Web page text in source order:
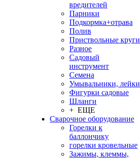
вредителей
Парники
Подкормка+отрава
Полив
Приствольные круги
Разное
Садовый
инструмент
Семена
Умывальники, лейки
Фигурки садовые
Шланги
+ ЕЩЕ
Сварочное оборудование
Горелки к
баллончику
горелки кровельные
Зажимы, клеммы,